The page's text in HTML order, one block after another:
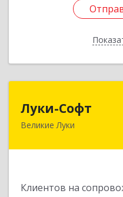
Луки-Софт
Великие Луки
Клиентов на
182113,